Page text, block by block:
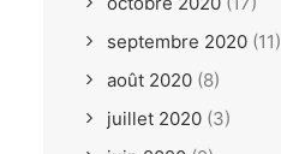
septembre 2020 (11)
août 2020 (8)
juillet 2020 (3)